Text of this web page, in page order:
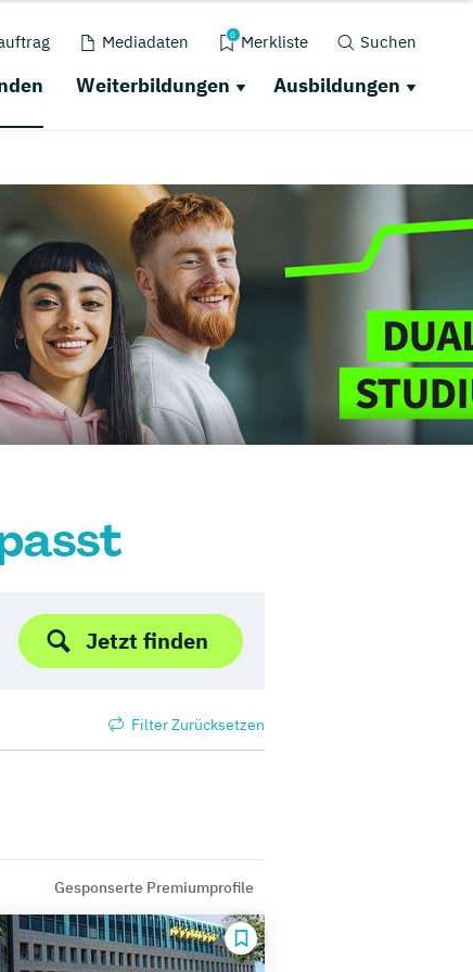
Mediadaten 0 Merkliste Suchen
Weiterbildungen Ausbildungen
Jetzt finden
Filter Zurücksetzen
Gesponserte Premiumprofile